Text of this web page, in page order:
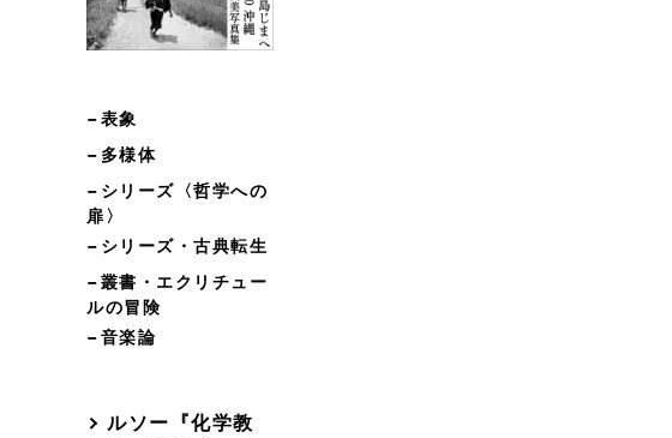
−表象
−多様体
−シリーズ〈哲学への
扉〉
−シリーズ・古典転生
−叢書・エクリチュー
ルの冒険
−音楽論
ルソー『化学教